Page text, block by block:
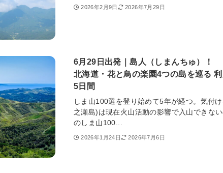
2026年2月9日 2026年7月29日
6月29日出発｜島人（しまんちゅ）！
北海道・花と鳥の楽園4つの島を巡る
5日間
しま山100選を登り始めて5年が経つ。気付
之瀬島)は現在火山活動の影響で入山できな
のしま山100...
2026年1月24日 2026年7月6日